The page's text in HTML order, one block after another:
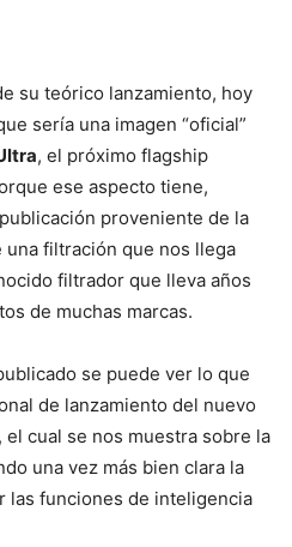
su teórico lanzamiento, hoy
sería una imagen “oficial”
, el próximo flagship
ese aspecto tiene,
proveniente de la
una filtración que nos llega
filtrador que lleva años
de muchas marcas.
se puede ver lo que
de lanzamiento del nuevo
el cual se nos muestra sobre la
una vez más bien clara la
las funciones de inteligencia